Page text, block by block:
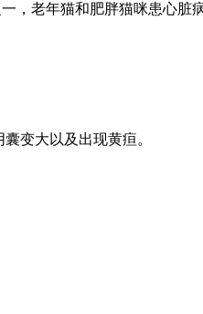
老年猫和肥胖猫咪患心
变大以及出现黄疸。